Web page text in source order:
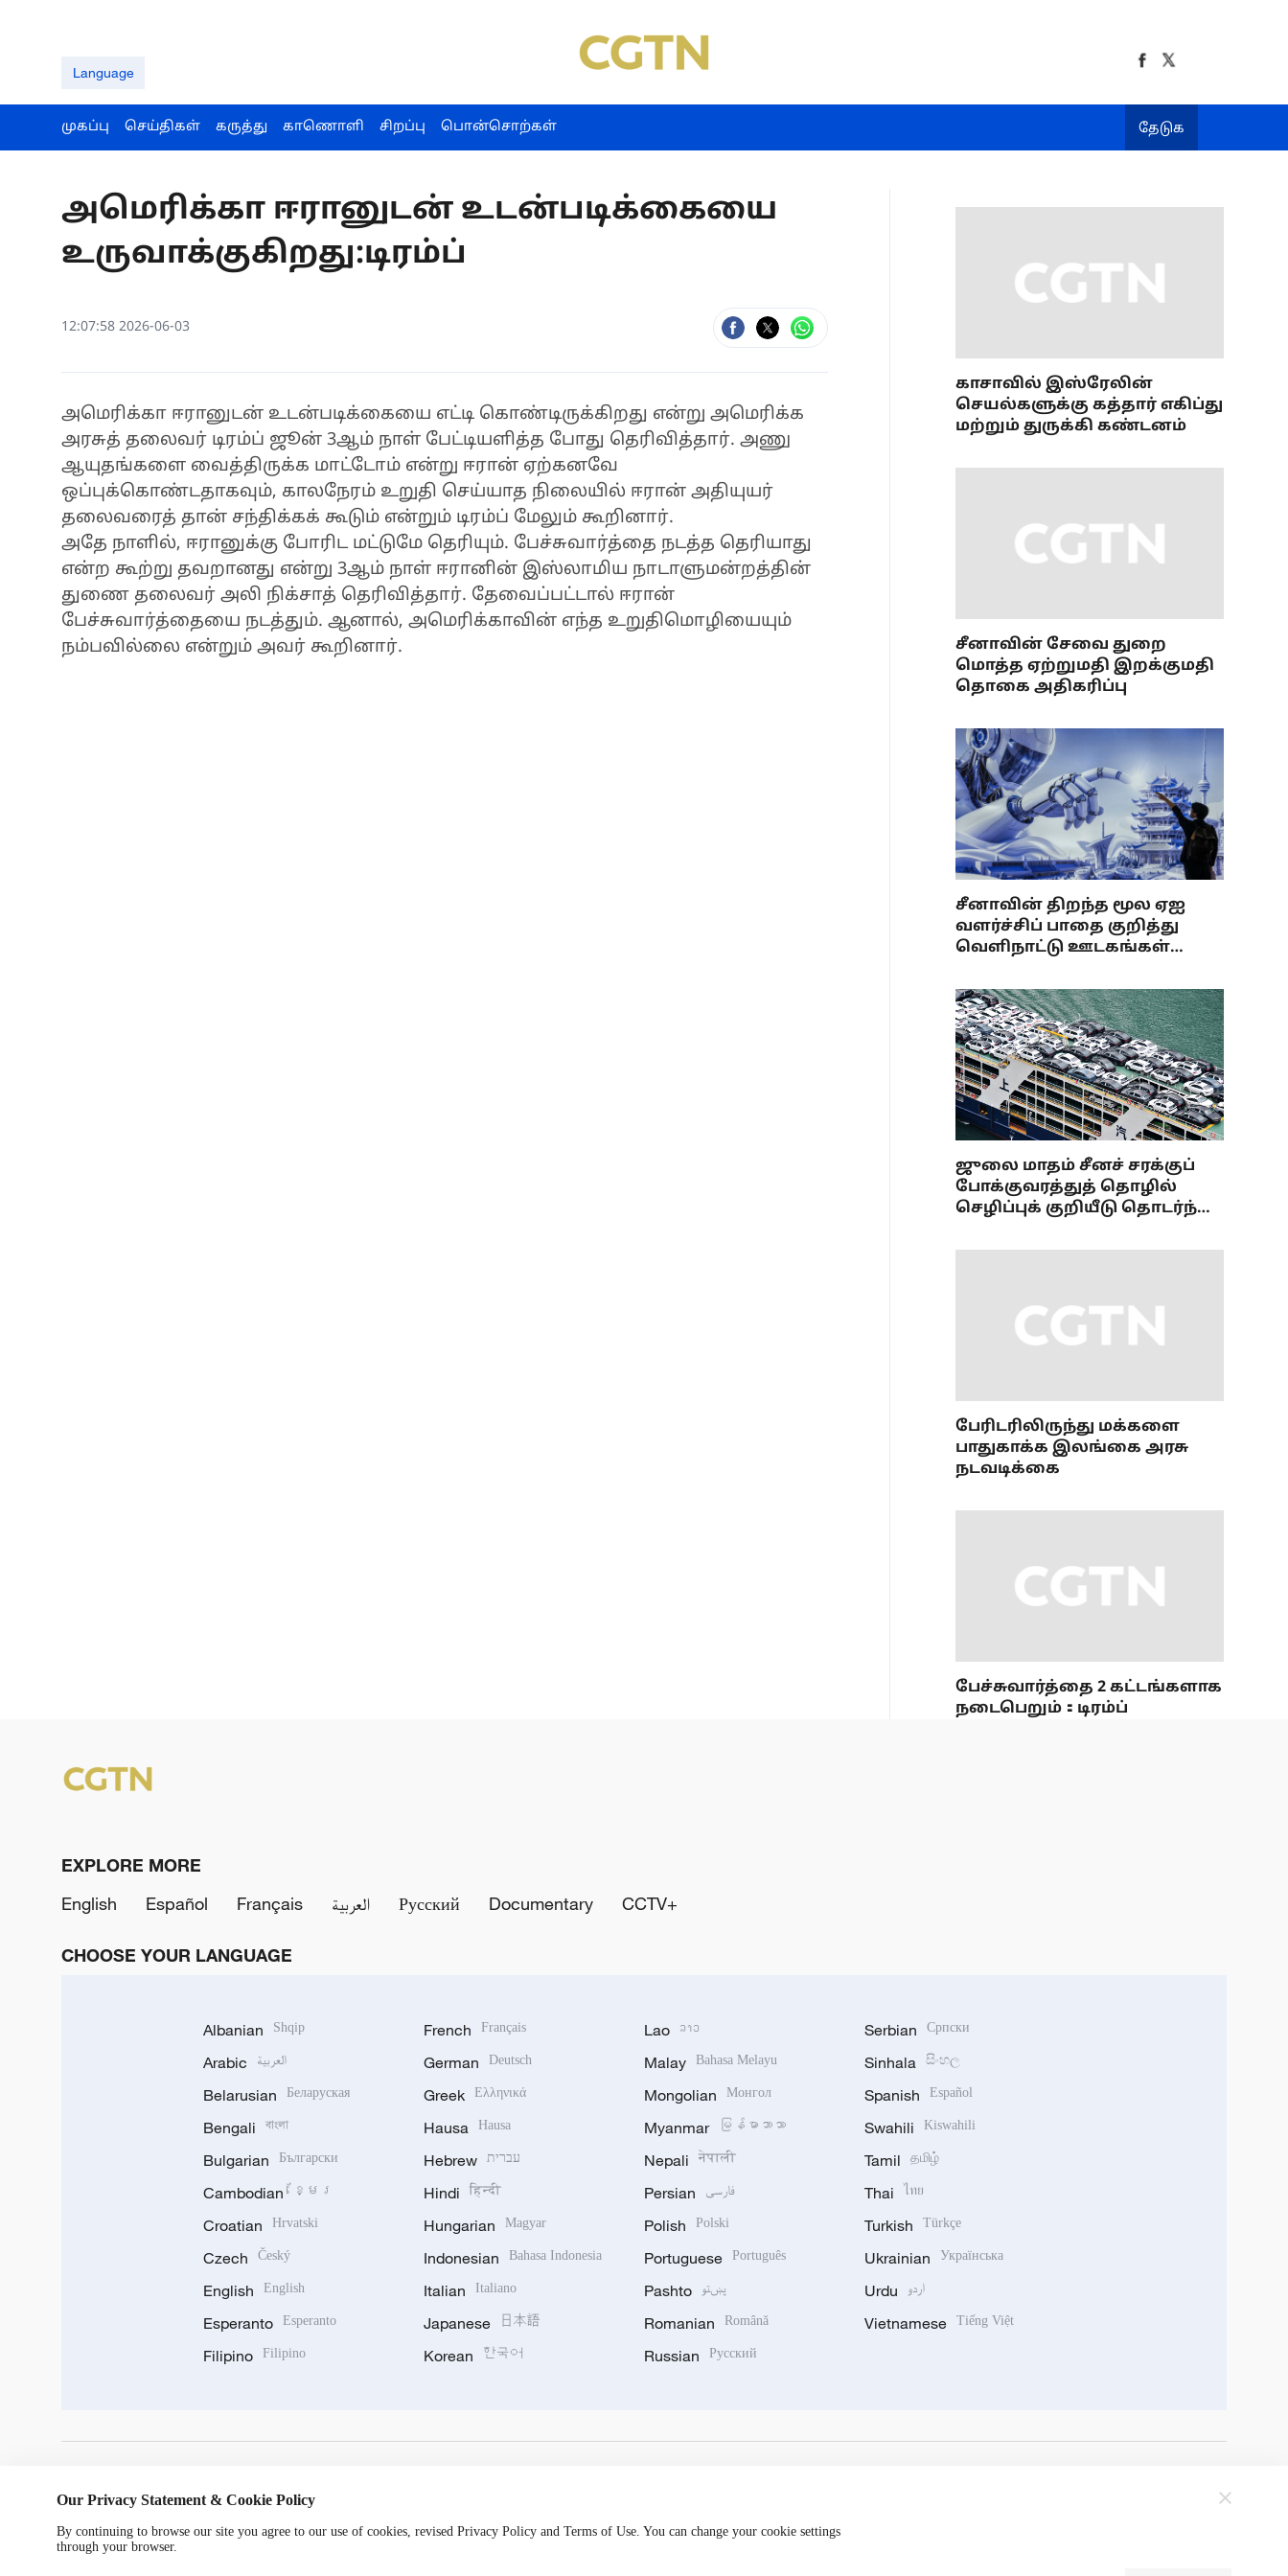
Language
முகப்பு செய்திகள் கருத்து காணொளி சிறப்பு பொன்சொற்கள் தேடுக
அமெரிக்கா ஈரானுடன் உடன்படிக்கையை
உருவாக்குகிறது:டிரம்ப்
12:07:58 2026-06-03
அமெரிக்கா ஈரானுடன் உடன்படிக்கையை எட்டி கொண்டிருக்கிறது என்று அமெரிக்க
அரசுத் தலைவர் டிரம்ப் ஜூன் 3ஆம் நாள் பேட்டியளித்த போது தெரிவித்தார். அணு
ஆயுதங்களை வைத்திருக்க மாட்டோம் என்று ஈரான் ஏற்கனவே
ஒப்புக்கொண்டதாகவும், காலநேரம் உறுதி செய்யாத நிலையில் ஈரான் அதியுயர்
தலைவரைத் தான் சந்திக்கக் கூடும் என்றும் டிரம்ப் மேலும் கூறினார்.
அதே நாளில், ஈரானுக்கு போரிட மட்டுமே தெரியும். பேச்சுவார்த்தை நடத்த தெரியாது
என்ற கூற்று தவறானது என்று 3ஆம் நாள் ஈரானின் இஸ்லாமிய நாடாளுமன்றத்தின்
துணை தலைவர் அலி நிக்சாத் தெரிவித்தார். தேவைப்பட்டால் ஈரான்
பேச்சுவார்த்தையை நடத்தும். ஆனால், அமெரிக்காவின் எந்த உறுதிமொழியையும்
நம்பவில்லை என்றும் அவர் கூறினார்.
காசாவில் இஸ்ரேலின்
செயல்களுக்கு கத்தார் எகிப்து
மற்றும் துருக்கி கண்டனம்
சீனாவின் சேவை துறை
மொத்த ஏற்றுமதி இறக்குமதி
தொகை அதிகரிப்பு
சீனாவின் திறந்த மூல ஏஐ
வளர்ச்சிப் பாதை குறித்து
வெளிநாட்டு ஊடகங்கள்
ஜுலை மாதம் சீனச் சரக்குப்
போக்குவரத்துத் தொழில்
செழிப்புக் குறியீடு தொடர்ந்து
பேரிடரிலிருந்து மக்களை
பாதுகாக்க இலங்கை அரசு
நடவடிக்கை
பேச்சுவார்த்தை 2 கட்டங்களாக
நடைபெறும்：டிரம்ப்
EXPLORE MORE
English
Español Français العربية Русский Documentary CCTV+
CHOOSE YOUR LANGUAGE
Albanian Shqip
Arabic العربية
Belarusian Беларуская
Bengali বাংলা
Bulgarian Български
Cambodian ខ្មែរ
Croatian Hrvatski
Czech Český
English English
Esperanto Esperanto
Filipino Filipino
French Français
German Deutsch
Greek Ελληνικά
Hausa Hausa
Hebrew עברית
Hindi हिन्दी
Hungarian Magyar
Indonesian Bahasa Indonesia
Italian Italiano
Japanese 日本語
Korean 한국어
Lao ລາວ
Malay Bahasa Melayu
Mongolian Монгол
Myanmar မြန်မာဘာသာ
Nepali नेपाली
Persian فارسی
Polish Polski
Portuguese Português
Pashto پښتو
Romanian Română
Russian Русский
Serbian Српски
Sinhala සිංහල
Spanish Español
Swahili Kiswahili
Tamil தமிழ்
Thai ไทย
Turkish Türkçe
Ukrainian Українська
Urdu اردو
Vietnamese Tiếng Việt
Our Privacy Statement & Cookie Policy
By continuing to browse our site you agree to our use of cookies, revised Privacy Policy and Terms of Use. You can change your cookie settings
through your browser.